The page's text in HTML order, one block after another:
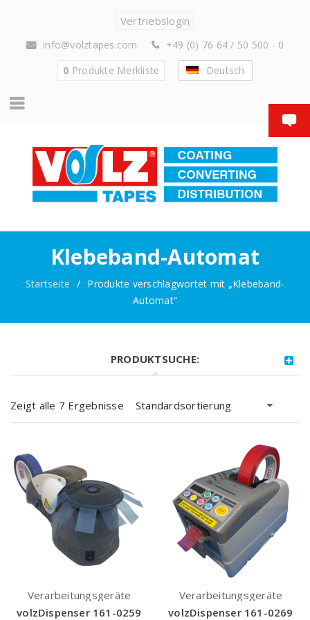
Vertriebslogin
info@volztapes.com
+49 (0) 76 64 / 50 500 - 0
0 Produkte Merkliste Deutsch
Klebeband-Automat
Startseite / Produkte verschlagwortet mit „Klebeband-
Automat“
PRODUKTSUCHE:
Zeigt alle 7 Ergebnisse Standardsortierung
Verarbeitungsgeräte
volzDispenser 161-0259
Verarbeitungsgeräte
volzDispenser 161-0269